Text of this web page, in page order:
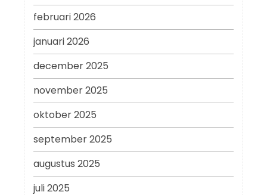
februari 2026
januari 2026
december 2025
november 2025
oktober 2025
september 2025
augustus 2025
juli 2025